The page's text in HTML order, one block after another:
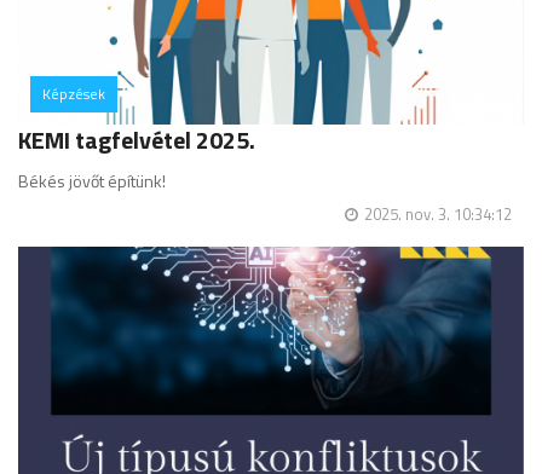
Képzések
hozzászólás
KEMI tagfelvétel 2025.
Békés jövőt építünk!
2025. nov. 3. 10:34:12